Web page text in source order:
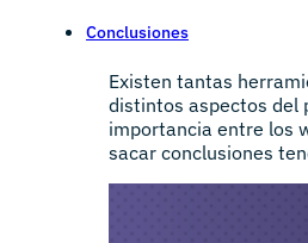
Conclusiones
Existen tantas
distintos aspectos del
importancia entre los
sacar conclusiones